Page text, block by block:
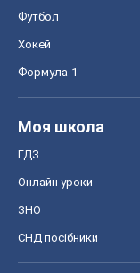
Футбол
Хокей
Формула-1
Моя школа
ГДЗ
Онлайн уроки
ЗНО
СНД посібники